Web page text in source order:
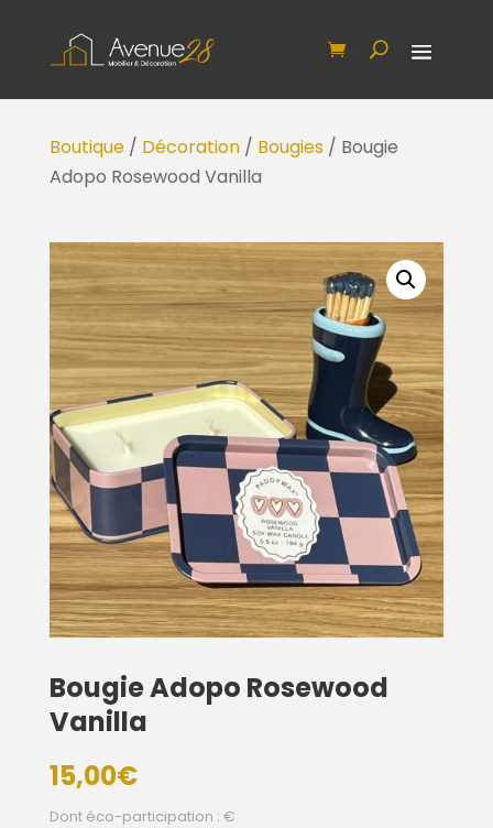
Boutique/ Décoration/ Bougies/ Bougie
Adopo Rosewood Vanilla
Bougie Adopo Rosewood
Vanilla
15,00€
Dont éco-participation : €